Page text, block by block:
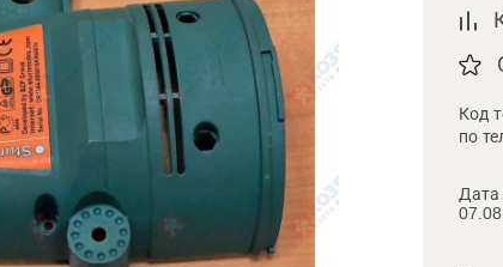
Код
по
Дата